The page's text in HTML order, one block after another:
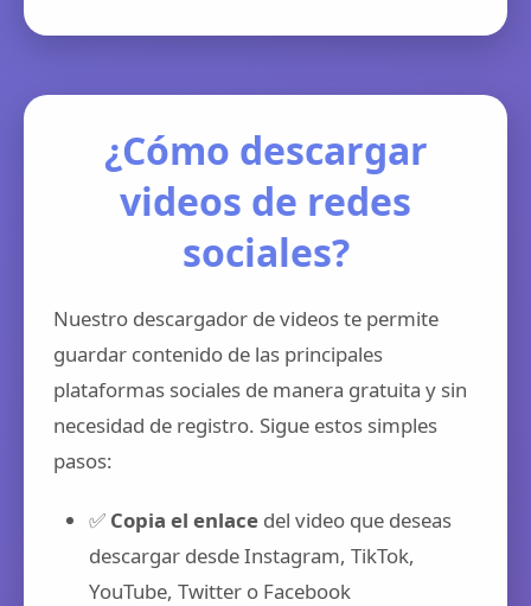
¿Cómo descargar
videos de redes
sociales?
Nuestro descargador de videos te permite
guardar contenido de las principales
plataformas sociales de manera gratuita y sin
necesidad de registro. Sigue estos simples
pasos:
✅ Copia el enlace del video que deseas
descargar desde Instagram, TikTok,
YouTube, Twitter o Facebook